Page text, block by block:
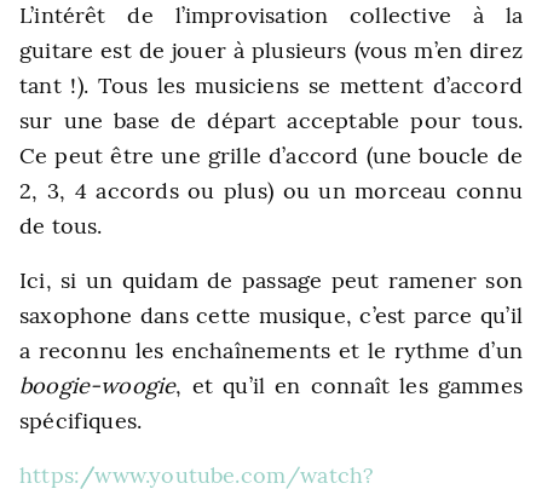
L’intérêt de l’improvisation collective à la
guitare est de jouer à plusieurs (vous m’en direz
tant !). Tous les musiciens se mettent d’accord
sur une base de départ acceptable pour tous.
Ce peut être une grille d’accord (une boucle de
2, 3, 4 accords ou plus) ou un morceau connu
de tous.
Ici, si un quidam de passage peut ramener son
saxophone dans cette musique, c’est parce qu’il
a reconnu les enchaînements et le rythme d’un
boogie-woogie, et qu’il en connaît les gammes
spécifiques.
https://www.youtube.com/watch?